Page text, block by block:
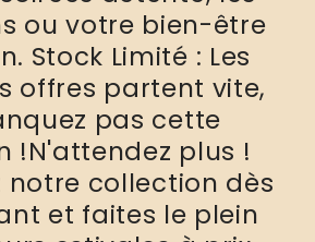
ou votre bien-être
Stock Limité : Les
offres partent vite,
pas cette
!N'attendez plus !
notre collection dès
et faites le plein